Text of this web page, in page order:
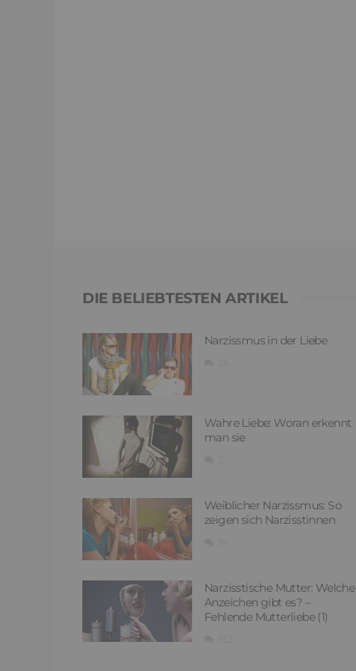
DIE BELIEBTESTEN ARTIKEL
Narzissmus in der Liebe
Wahre Liebe: Woran erkennt
man sie
Weiblicher Narzissmus: So
zeigen sich Narzisstinnen
Narzisstische Mutter: Welche
Anzeichen gibt es? –
Fehlende Mutterliebe (1)